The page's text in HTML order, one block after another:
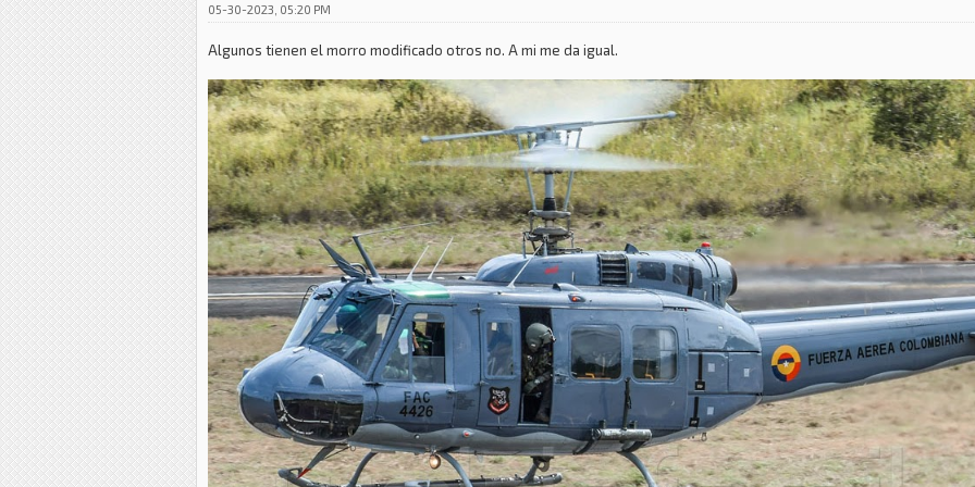
05-30-2023, 05:20 PM
Algunos tienen el morro modificado otros no. A mi me da igual.